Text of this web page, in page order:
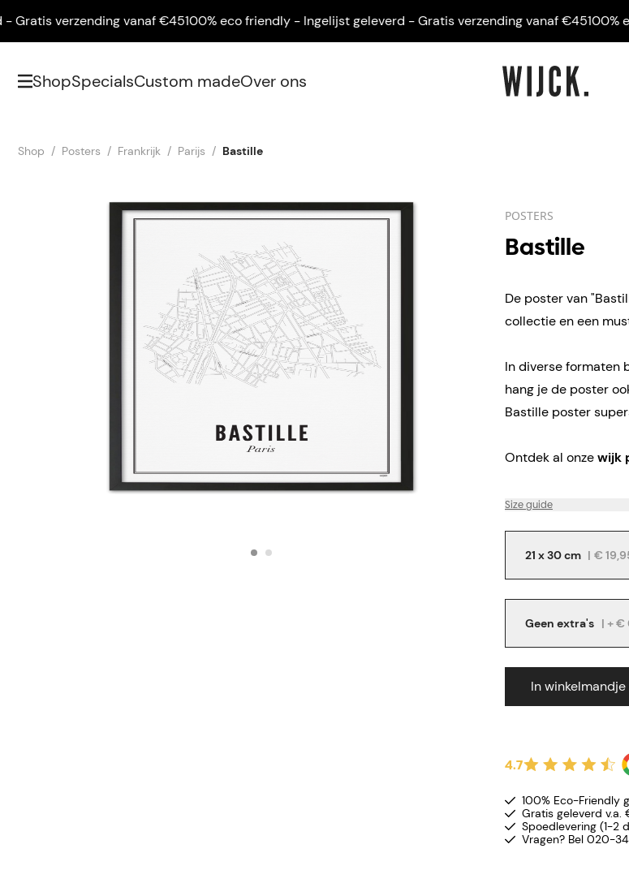
verzending vanaf €45100% eco friendly - Ingelijst geleverd - Gratis verzending vanaf €45100% eco
ShopSpecialsCustom madeOver ons
Shop Posters Frankrijk Parijs Bastille
POSTERS
Bastille
De poster van
collectie en een
In diverse formaten
hang je de poster
Bastille poster
Ontdek al onzewijk
Size guide
21 x 30 cm | €
Geen extra's | +
In
4.7
100% Eco-Friendly
Gratis geleverd v.a.
Spoedlevering (1-2
Vragen? Bel 020-